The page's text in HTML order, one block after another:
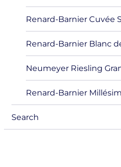
Renard-Barnier Cuvée
Renard-Barnier Blanc
Neumeyer Riesling
Renard-Barnier
Search